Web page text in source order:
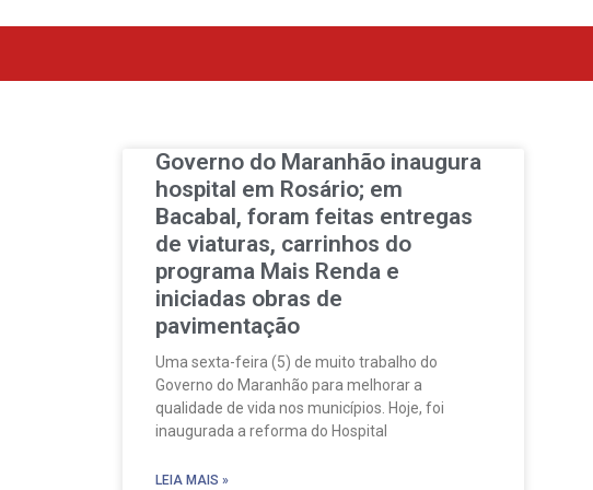
Governo do Maranhão inaugura
hospital em Rosário; em
Bacabal, foram feitas entregas
de viaturas, carrinhos do
programa Mais Renda e
iniciadas obras de
pavimentação
Uma sexta-feira (5) de muito trabalho do
Governo do Maranhão para melhorar a
qualidade de vida nos municípios. Hoje, foi
inaugurada a reforma do Hospital
LEIA MAIS »